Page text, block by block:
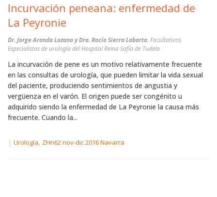
Incurvación peneana: enfermedad de
La Peyronie
Dr. Jorge Aranda Lozano y Dra. Rocío Sierra Labarta. Facultativos
Especialistas de urología del Hospital Reina Sofía de Tudela
La incurvación de pene es un motivo relativamente frecuente
en las consultas de urología, que pueden limitar la vida sexual
del paciente, produciendo sentimientos de angustia y
vergüenza en el varón. El origen puede ser congénito u
adquirido siendo la enfermedad de La Peyronie la causa más
frecuente. Cuando la...
| Urología, ZHn62 nov-dic 2016 Navarra